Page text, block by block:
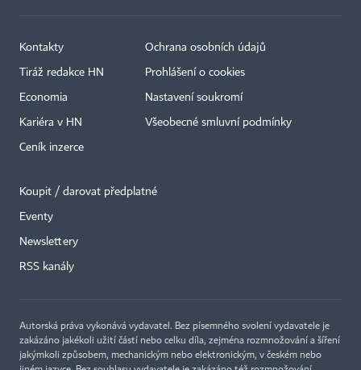
Kontakty
Tiráž redakce HN
Economia
Kariéra v HN
Ceník inzerce
Ochrana osobních údajů
Prohlášení o cookies
Nastavení soukromí
Všeobecné smluvní podmínky
Koupit / darovat předplatné
Eventy
Newslettery
RSS kanály
Autorská práva vykonává vydavatel. Bez písemného svolení vydavatele je
zakázáno jakékoli užití částí nebo celku díla, zejména rozmnožování a šíření
jakýmkoli způsobem, mechanickým nebo elektronickým, v českém nebo